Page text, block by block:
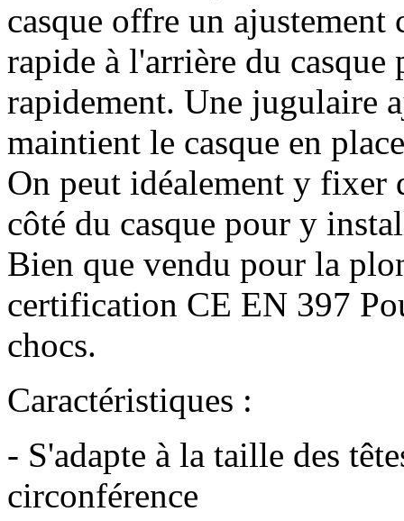
casque offre un
rapide à l'arrière du casque
rapidement. Une jugulaire
maintient le casque en
On peut idéalement y fixer
côté du casque pour y
Bien que vendu pour la
certification CE EN 397
chocs.
Caractéristiques :
- S'adapte à la taille des
circonférence